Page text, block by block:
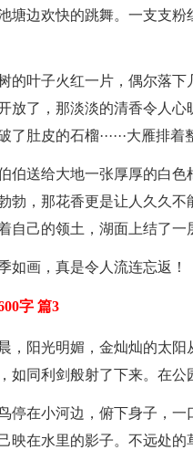
塘边欢快的跳舞。一支支
的叶子火红一片，偶尔落下
放了，那淡淡的清香令人
了肚皮的石榴······大雁排着
伯送给大地一张厚厚的白
勃，那花香更是让人久久
自己的领土，湖面上结了一
如画，真是令人流连忘返！
字 篇3
，阳光明媚，金灿灿的太
如同利剑般射了下来。在公
停在小河边，俯下身子，
映在水里的影子。不远处